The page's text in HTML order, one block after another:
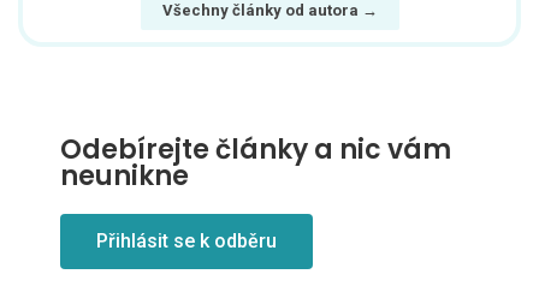
Všechny články od autora →
Odebírejte články a nic vám
neunikne
Přihlásit se k odběru